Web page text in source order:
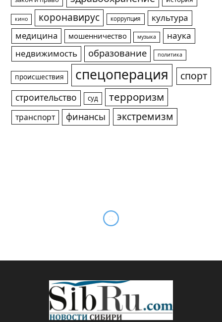
кино коронавирус коррупция
культура
медицина
мошенничество музыка
наука
недвижимость
образование политика
происшествия спецоперация спорт
строительство суд терроризм
транспорт финансы экстремизм
предотвратили вывоз
валюты в Азербайджан
07.09.2023 НОВОСТИ